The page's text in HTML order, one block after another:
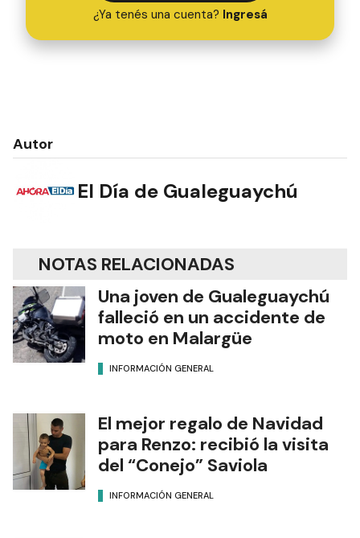
¿Ya tenés una cuenta? Ingresá
Autor
El Día de Gualeguaychú
NOTAS RELACIONADAS
Una joven de Gualeguaychú
falleció en un accidente de
moto en Malargüe
INFORMACIÓN GENERAL
El mejor regalo de Navidad
para Renzo: recibió la visita
del “Conejo” Saviola
INFORMACIÓN GENERAL